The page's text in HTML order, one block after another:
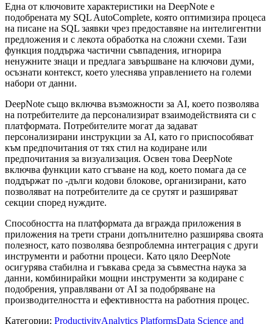
Една от ключовите характеристики на DeepNote е
подобрената му SQL AutoComplete, която оптимизира процеса
на писане на SQL заявки чрез предоставяне на интелигентни
предложения и с лекота обработка на сложни схеми. Тази
функция поддържа частични съвпадения, игнорира
ненужните знаци и предлага завършване на ключови думи,
осъзнати контекст, което улеснява управлението на големи
набори от данни.
DeepNote също включва възможности за AI, което позволява
на потребителите да персонализират взаимодействията си с
платформата. Потребителите могат да задават
персонализирани инструкции за AI, като го приспособяват
към предпочитания от тях стил на кодиране или
предпочитания за визуализация. Освен това DeepNote
включва функции като сгъване на код, което помага да се
поддържат по -дълги кодови блокове, организирани, като
позволяват на потребителите да се срутят и разширяват
секции според нуждите.
Способността на платформата да вгражда приложения в
приложения на трети страни допълнително разширява своята
полезност, като позволява безпроблемна интеграция с други
инструменти и работни процеси. Като цяло DeepNote
осигурява стабилна и гъвкава среда за съвместна наука за
данни, комбинирайки мощни инструменти за кодиране с
подобрения, управлявани от AI за подобряване на
производителността и ефективността на работния процес.
Категории: ProductivityAnalytics PlatformsData Science and